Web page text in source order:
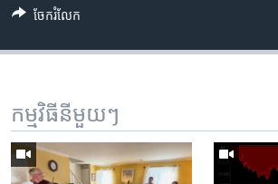
ចែករំលែក
កម្មវិធី​នីមួយៗ